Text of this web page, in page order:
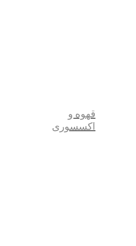
قهوه و
اکسسوری